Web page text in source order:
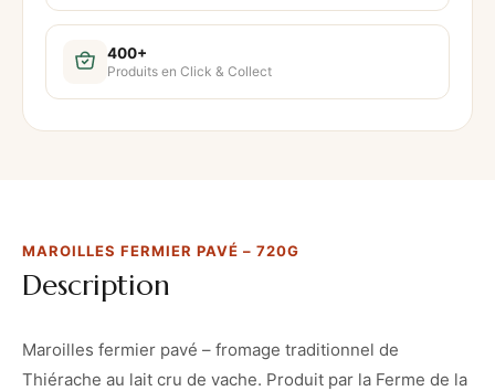
e
r
i
e
400+
Produits en Click & Collect
MAROILLES FERMIER PAVÉ – 720G
Description
Maroilles fermier pavé – fromage traditionnel de
Thiérache au lait cru de vache. Produit par la Ferme de la